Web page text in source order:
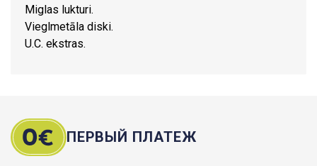
Miglas lukturi.
Vieglmetāla diski.
U.C. ekstras.
ПЕРВЫЙ ПЛАТЕЖ